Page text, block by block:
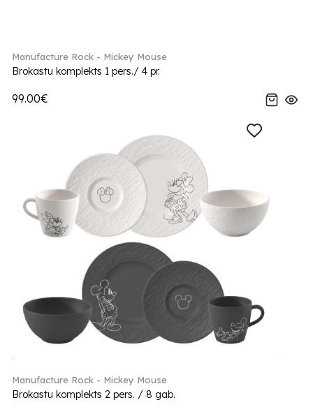
Manufacture Rock - Mickey Mouse
Brokastu komplekts 1 pers./ 4 pr.
99.00€
Manufacture Rock - Mickey Mouse
Brokastu komplekts 2 pers. / 8 gab.